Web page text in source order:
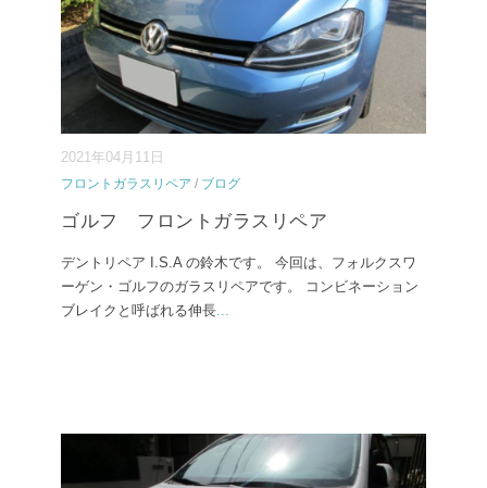
2021年04月11日
フロントガラスリペア / ブログ
ゴルフ フロントガラスリペア
デントリペア I.S.A の鈴木です。 今回は、フォルクスワ
ーゲン・ゴルフのガラスリペアです。 コンビネーション
ブレイクと呼ばれる伸長...